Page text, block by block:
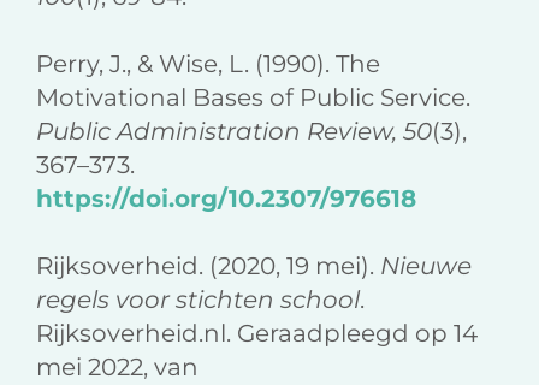
Perry, J., & Wise, L. (1990). The
Motivational Bases of Public Service.
Public Administration Review, 50(3),
367–373.
https://doi.org/10.2307/976618
Rijksoverheid. (2020, 19 mei). Nieuwe
regels voor stichten school.
Rijksoverheid.nl. Geraadpleegd op 14
mei 2022, van